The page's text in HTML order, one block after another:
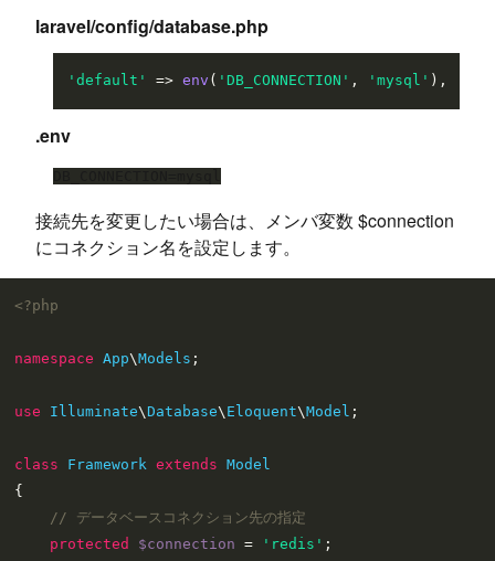
laravel/config/database.php
'default' => env ( 'DB_CONNECTION' , 'mysql'
.env
接続先を変更したい場合は、メンバ変数 $connection
にコネクション名を設定します。
<?php
namespace App\Models ;
use Illuminate\Database\ Eloquent\Model ;
class Framework extends
Model
{
// データベースコネクション先の指定
protected
$connection = 'redis' ;